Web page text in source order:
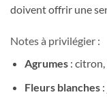
doivent offrir une
Notes à privilégier :
Agrumes: citron,
Fleurs blanches: